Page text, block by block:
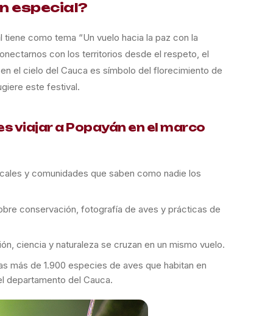
especial?
como tema “Un vuelo hacia la paz con la
con los territorios desde el respeto, el
el cielo del Cauca es símbolo del florecimiento de
este festival.
viajar a Popayán en el marco
y comunidades que saben como nadie los
conservación, fotografía de aves y prácticas de
ciencia y naturaleza se cruzan en un mismo vuelo.
más de 1.900 especies de aves que habitan en
departamento del Cauca.